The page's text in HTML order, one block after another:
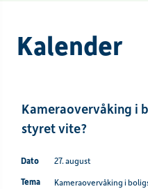
Kalender
Kameraovervåking i
styret vite?
27. august
Kameraovervåking i